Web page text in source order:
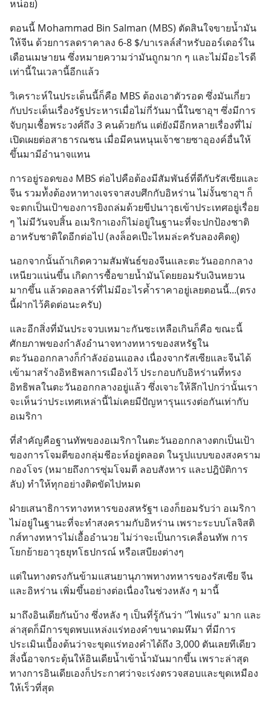
หน่อย)
ตอนนี้ Mohammad Bin Salman (MBS) ตัดสินใจขายน้ำมัน
ให้จีน ด้วยการลดราคาลง 6-8 $/บาเรลล์สำหรับออร์เดอร์ใน
เดือนเมษายน ซึ่งหมายความว่ามันถูกมาก ๆ และไม่มีอะไรดี
เท่านี้ในเวลานี้อีกแล้ว
วิเคราะห์ในประเด็นนี้ก็คือ MBS ต้องเอาตัวรอด ซึ่งมันเกี่ยว
กับประเด็นเรื่องรัฐประหารเมื่อไม่กี่วันมานี้ในซาอุฯ ซึ่งมีการ
จับกุมเชื้อพระวงศ์ถึง 3 คนด้วยกัน แต่ยังมีอีกหลายเรื่องที่ไม่
เปิดเผยต่อสาธารณชน เมื่อมีคนหนุนเจ้าชายซาอุองค์อื่นให้
ขึ้นมามีอำนาจแทน
การอยู่รอดของ MBS ต่อไปคือต้องมีสัมพันธ์ที่ดีกับรัสเซียและ
จีน รวมท้ังต้องหาทางเจรจาสงบศึกกับอิหร่าน ไม่งั้นซาอุฯ ก็
จะตกเป็นเป้าของการยิงถล่มด้วยขีปนาวุธเข้าประเทศอยู่เรื่อย
ๆ ไม่มีวันจบสิ้น อเมริกาเองก็ไม่อยู่ในฐานะที่จะปกป้องชาติ
อาหรับชาติใดอีกต่อไป (ลงล็อคเป๊ะไหมล่ะครับลองคิดดู)
นอกจากนั้นถ้าเกิดความสัมพันธ์ของจีนและตะวันออกกลาง
เหนียวแน่นขึ้น เกิดการซื้อขายน้ำมันโดยยอมรับเงินหยวน
มากขึ้น แล้วดอลลาร์ที่ไม่มีอะไรค้ำราคาอยู่เลยตอนนี้...(ตรง
นี้ฝากไว้คิดต่อนะครับ)
และอีกสิ่งที่มันประจวบเหมาะกันซะเหลือเกินก็คือ ขณะนี้
ศักยภาพของกำลังอำนาจทางทหารของสหรัฐใน
ตะวันออกกลางก็กำลังอ่อนแอลง เนื่องจากรัสเซียและจีนได้
เข้ามาสร้างอิทธิพลการเมืองไว้ ประกอบกับอิหร่านที่ทรง
อิทธิพลในตะวันออกกลางอยู่แล้ว ซึ่งเจาะให้ลึกไปกว่านั้นเรา
จะเห็นว่าประเทศเหล่านี้ไม่เคยมีปัญหารุนแรงต่อกันเท่ากับ
อเมริกา
ที่สำคัญคือฐานทัพของอเมริกาในตะวันออกกลางตกเป็นเป้า
ของการโจมตีของกลุ่มชีอะห์อยู่ตลอด ในรูปแบบของสงคราม
กองโจร (หมายถึงการซุ่มโจมตี ลอบสังหาร และปฎิบัติการ
ลับ) ทำให้ทุกอย่างติดขัดไปหมด
ฝ่ายเสนาธิการทางทหารของสหรัฐฯ เองก็ยอมรับว่า อเมริกา
ไม่อยู่ในฐานะที่จะทำสงครามกับอิหร่าน เพราะระบบโลจิสติ
กส์ทางทหารไม่เอื้ออำนวย ไม่ว่าจะเป็นการเคลื่อนทัพ การ
โยกย้ายอาวุธยุทโธปกรณ์ หรือเสบียงต่างๆ
แต่ในทางตรงกันข้ามแสนยานุภาพทางทหารของรัสเซีย จีน
และอิหร่าน เพิ่มขึ้นอย่างต่อเนื่องในช่วงหลัง ๆ มานี้
มาถึงอินเดียกันบ้าง ซึ่งหลัง ๆ เป็นที่รู้กันว่า "ไฟแรง" มาก และ
ล่าสุดก็มีการขุดพบแหล่งแร่ทองคำขนาดมหึมา ที่มีการ
ประเมินเบื้องต้นว่าจะขุดแร่ทองคำได้ถึง 3,000 ตันเลยทีเดียว
สิ่งนี้อาจกระตุ้นให้อินเดียน้ำเข้าน้ำมันมากขึ้น เพราะล่าสุด
ทางการอินเดียเองก็ประกาศว่าจะเร่งตรวจสอบและขุดเหมือง
ให้เร็วที่สุด